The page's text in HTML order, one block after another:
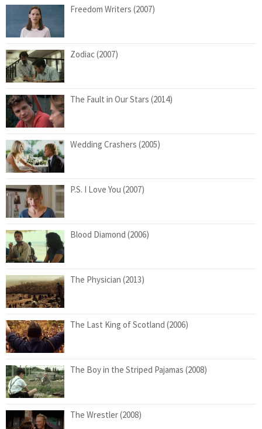
Freedom Writers (2007)
Zodiac (2007)
The Fault in Our Stars (2014)
Wedding Crashers (2005)
P.S. I Love You (2007)
Blood Diamond (2006)
The Physician (2013)
The Last King of Scotland (2006)
The Boy in the Striped Pajamas (2008)
The Wrestler (2008)